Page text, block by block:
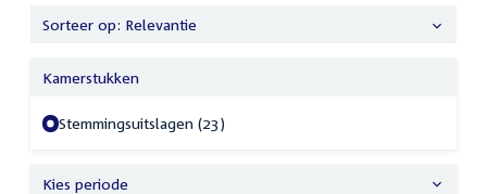
Sorteer op: Relevantie
Kamerstukken
Stemmingsuitslagen (23)
Kies periode